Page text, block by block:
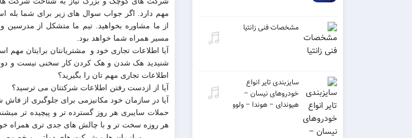
مشخصات فنی زانتیا
سایزبندی تایر انواع
خودروهای نیسان –
هیوندای – هوندا – ولوو
مهم دارد. اگر جواب سوال های زیر برای شما بله
از ما مشاوره بخواهید. تیم ما متشکل از
مسیر همراه شما خواهد بود.
آیا اطلاعات تجاری خود و مشتریانتان برایتان مهم
شنیدید هک شدن و هک کردن کار سخنی نیست و
اطلاعات تجاری مهم تان را بگیرید؟
آیا از ازدست رفتن اطلاعات شرکتتان می ترسید؟
آیا در سازمان خود مکانیزمی برای جلوگبری از
حملات سایبری هر روز گسترده تر و پیچیده تر
هر روزه سخت تر و با چالش های جدی تری همراه